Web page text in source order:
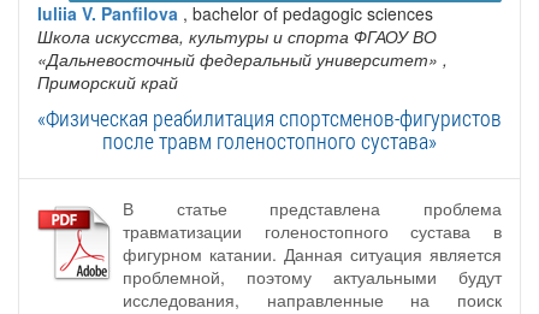
Iuliia V. Panfilova , bachelor of pedagogic sciences
Школа искусства, культуры и спорта ФГАОУ ВО
«Дальневосточный федеральный университет» ,
Приморский край
«Физическая реабилитация спортсменов-фигуристов
после травм голеностопного сустава»
В статье представлена проблема
травматизации голеностопного сустава в
фигурном катании. Данная ситуация является
проблемной, поэтому актуальными будут
исследования, направленные на поиск